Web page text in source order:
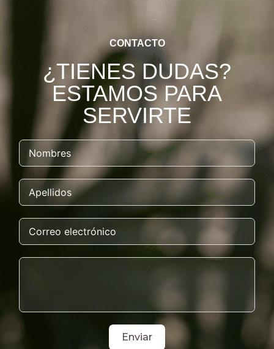
CONTACTO
¿TIENES DUDAS?
ESTAMOS PARA
SERVIRTE
Enviar